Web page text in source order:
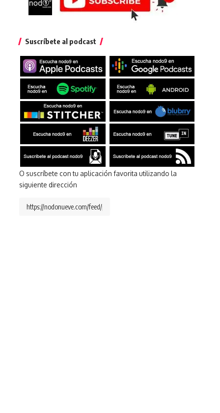
Suscríbete al podcast
O suscríbete con tu aplicación favorita utilizando la
siguiente dirección